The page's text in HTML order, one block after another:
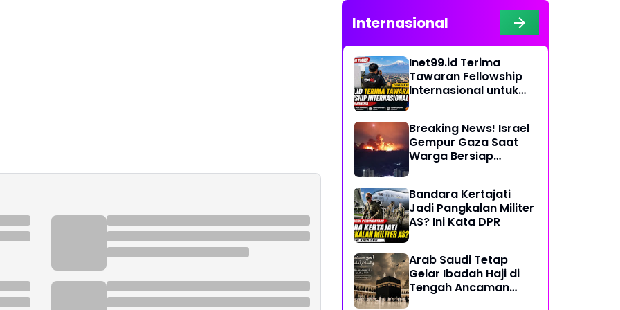
Internasional
Inet99.id Terima
Tawaran Fellowship
Internasional untuk
Breaking News! Israel
Gempur Gaza Saat
Warga Bersiap
Bandara Kertajati
Jadi Pangkalan Militer
AS? Ini Kata DPR
Arab Saudi Tetap
Gelar Ibadah Haji di
Tengah Ancaman